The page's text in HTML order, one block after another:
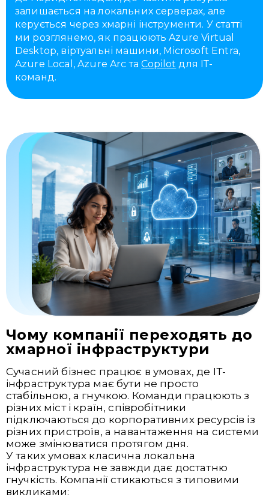
залишається на локальних серверах, але
керується через хмарні інструменти. У статті
ми розглянемо, як працюють Azure Virtual
Desktop, віртуальні машини, Microsoft Entra,
Azure Local, Azure Arc таCopilot для ІТ-
команд.
Чому компанії переходять до
хмарної інфраструктури
Сучасний бізнес працює в умовах, де ІТ-
інфраструктура має бути не просто
стабільною, а гнучкою. Команди працюють з
різних міст і країн, співробітники
підключаються до корпоративних ресурсів із
різних пристроїв, а навантаження на системи
може змінюватися протягом дня.
У таких умовах класична локальна
інфраструктура не завжди дає достатню
гнучкість. Компанії стикаються з типовими
викликами: